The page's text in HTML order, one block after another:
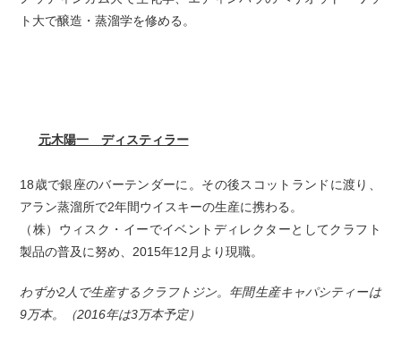
ト大で醸造・蒸溜学を修める。
元木陽一 ディスティラー
18歳で銀座のバーテンダーに。その後スコットランドに渡り、
アラン蒸溜所で2年間ウイスキーの生産に携わる。
（株）ウィスク・イーでイベントディレクターとしてクラフト
製品の普及に努め、2015年12月より現職。
わずか2人で生産するクラフトジン。年間生産キャパシティーは
9万本。（2016年は3万本予定）